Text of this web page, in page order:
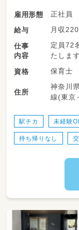
雇用形態
正社員
給与
月収
仕事
内容
定員72
たします
保育業
◆知育
その他
自然と
す。
◆食育
プラン
取り入
資格 保育士
住所
神奈川県
線(東京
駅チカ 未経験
持ち帰りなし